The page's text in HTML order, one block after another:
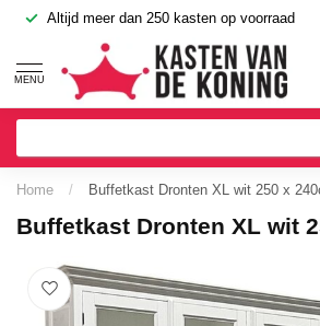
Altijd meer dan 250 kasten op voorraad
MENU
Home / Buffetkast Dronten XL wit 250 x
Buffetkast Dronten XL wit